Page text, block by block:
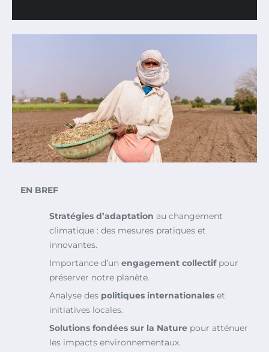
EN BREF
Stratégies d’adaptation au changement
climatique : des mesures pratiques et
innovantes.
Importance d’un engagement collectifpour
préserver notre planète.
Analyse des politiques internationales et
initiatives locales.
Solutions fondées sur la Nature pour atténuer
les impacts environnementaux.